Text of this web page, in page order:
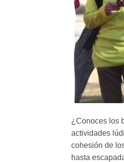
¿Conoces los
actividades
cohesión de
hasta